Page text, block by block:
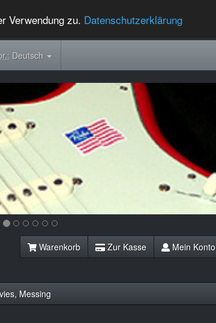
Verwendung zu. Datenschutzerklärung
Deutsch
Warenkorb Zur Kasse Mein Konto
Messing